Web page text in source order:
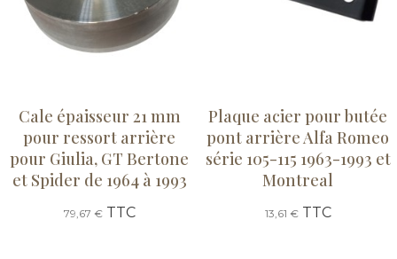
Cale épaisseur 21 mm
pour ressort arrière
pour Giulia, GT Bertone
et Spider de 1964 à 1993
79,67 €TTC
Plaque acier pour butée
pont arrière Alfa Romeo
série 105-115 1963-1993 et
Montreal
13,61 €TTC